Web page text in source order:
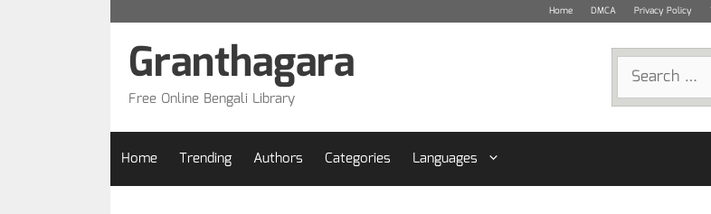
Home DMCA Privacy Policy
Search
for:
Granthagara
Free Online Bengali Library
Home Trending Authors Categories Languages